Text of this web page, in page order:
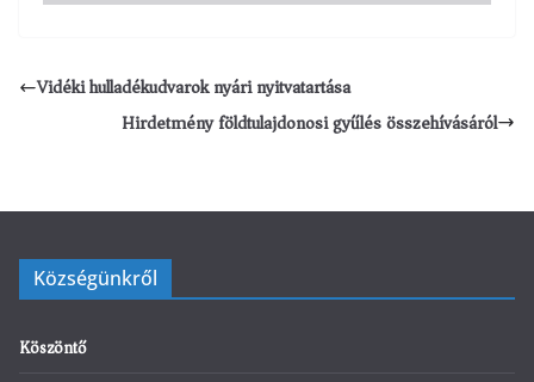
Vidéki hulladékudvarok nyári nyitvatartása
Hirdetmény földtulajdonosi gyűlés összehívásáról
Községünkről
Köszöntő